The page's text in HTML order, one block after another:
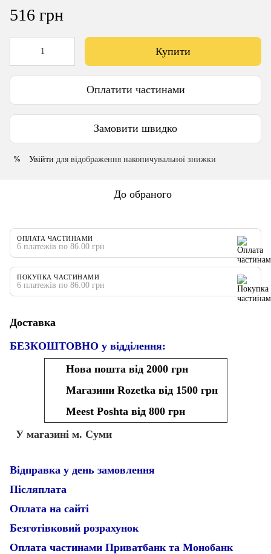
516 грн
Купити
Оплатити частинами
Замовити швидко
% Увійти для відображення накопичувальної знижки
До обраного
ОПЛАТА ЧАСТИНАМИ
6 платежів по 86.00 грн
ПОКУПКА ЧАСТИНАМИ
6 платежів по 86.00 грн
Доставка
БЕЗКОШТОВНО у відділення:
Нова пошта від 2000 грн
Магазини Rozetka від 1500 грн
Meest Poshta від 800 грн
У магазині м. Суми
Відправка у день замовлення
Післяплата
Оплата на сайті
Безготівковий розрахунок
Оплата частинами Приватбанк та Монобанк